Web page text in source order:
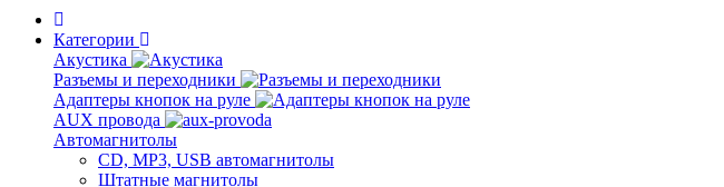
Категории
Акустика
Разъемы и переходники
Адаптеры кнопок на руле
AUX провода
Автомагнитолы
CD, MP3, USB автомагнитолы
Штатные магнитолы